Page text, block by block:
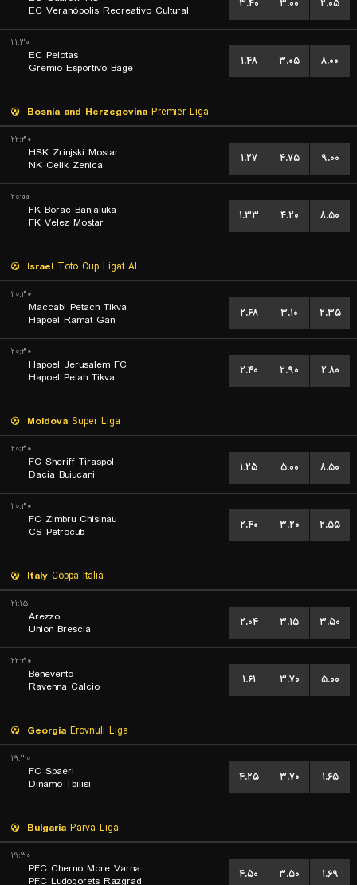
EC Veranópolis Recreativo Cultural
۳.۴۰ ۳.۰۰ ۲.۰۵
۲۱:۳۰
EC Pelotas
Gremio Esportivo Bage
۱.۴۸ ۳.۰۵ ۸.۰۰
Bosnia and Herzegovina Premier Liga
۲۲:۳۰
HSK Zrinjski Mostar
NK Celik Zenica
۱.۲۷ ۴.۷۵ ۹.۰۰
۲۰:۰۰
FK Borac Banjaluka
FK Velez Mostar
۱.۳۳ ۴.۲۰ ۸.۵۰
Israel Toto Cup Ligat Al
۲۰:۳۰
Maccabi Petach Tikva
Hapoel Ramat Gan
۲.۶۸ ۳.۱۰ ۲.۳۵
۲۰:۳۰
Hapoel Jerusalem FC
Hapoel Petah Tikva
۲.۴۰ ۲.۹۰ ۲.۸۰
Moldova Super Liga
۲۰:۳۰
FC Sheriff Tiraspol
Dacia Buiucani
۱.۲۵ ۵.۰۰ ۸.۵۰
۲۰:۳۰
FC Zimbru Chisinau
CS Petrocub
۲.۴۰ ۳.۲۰ ۲.۵۵
Italy Coppa Italia
۲۱:۱۵
Arezzo
Union Brescia
۲.۰۴ ۳.۱۵ ۳.۵۰
۲۲:۳۰
Benevento
Ravenna Calcio
۱.۶۱ ۳.۷۰ ۵.۰۰
Georgia Erovnuli Liga
۱۹:۳۰
FC Spaeri
Dinamo Tbilisi
۴.۲۵ ۳.۷۰ ۱.۶۵
Bulgaria Parva Liga
۱۹:۳۰
PFC Cherno More Varna
PFC Ludogorets Razgrad
۴.۵۰ ۳.۵۰ ۱.۶۹